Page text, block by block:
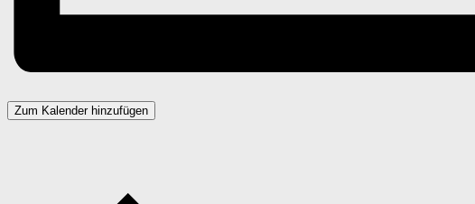
Zum Kalender hinzufügen